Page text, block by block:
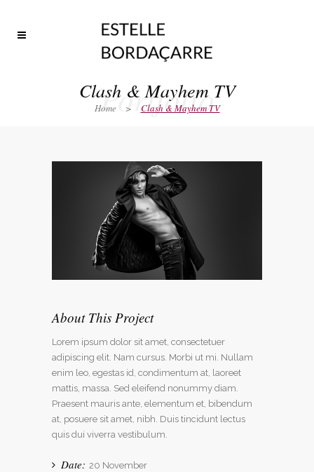
Portfolio
Clash & Mayhem TV
Home > Clash & Mayhem TV
About This Project
Lorem ipsum dolor sit amet, consectetuer
adipiscing elit. Nam cursus. Morbi ut mi. Nullam
enim leo, egestas id, condimentum at, laoreet
mattis, massa. Sed eleifend nonummy diam.
Praesent mauris ante, elementum et, bibendum
at, posuere sit amet, nibh. Duis tincidunt lectus
quis dui viverra vestibulum.
Date: 20 November